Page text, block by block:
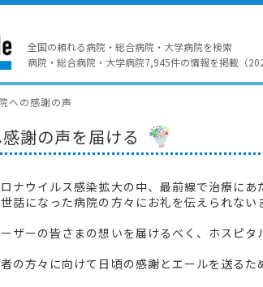
全国の頼れる病院・総合病院・大学病院を検索
病院・総合病院・大学病院7,945件の情報を掲載（
への感謝の声
謝の声を届ける
ロナウイルス感染拡大の中、最前線で治療に
世話になった病院の方々にお礼を伝えられな
ザーの皆さまの想いを届けるべく、ホスピ
の方々に向けて日頃の感謝とエールを送るた